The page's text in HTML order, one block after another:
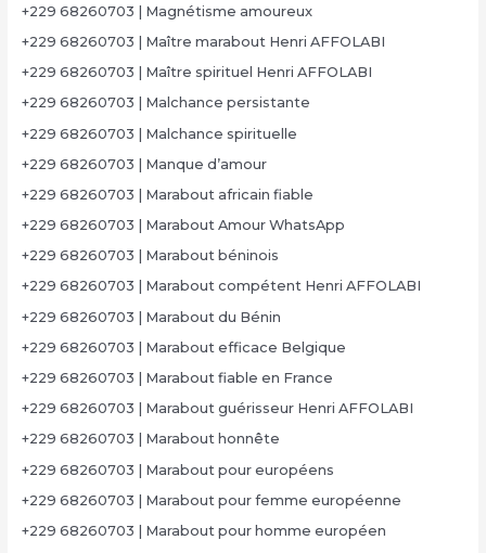
+229 68260703 | Magnétisme amoureux
+229 68260703 | Maître marabout Henri AFFOLABI
+229 68260703 | Maître spirituel Henri AFFOLABI
+229 68260703 | Malchance persistante
+229 68260703 | Malchance spirituelle
+229 68260703 | Manque d’amour
+229 68260703 | Marabout africain fiable
+229 68260703 | Marabout Amour WhatsApp
+229 68260703 | Marabout béninois
+229 68260703 | Marabout compétent Henri AFFOLABI
+229 68260703 | Marabout du Bénin
+229 68260703 | Marabout efficace Belgique
+229 68260703 | Marabout fiable en France
+229 68260703 | Marabout guérisseur Henri AFFOLABI
+229 68260703 | Marabout honnête
+229 68260703 | Marabout pour européens
+229 68260703 | Marabout pour femme européenne
+229 68260703 | Marabout pour homme européen